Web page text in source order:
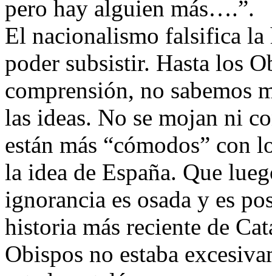
pero hay alguien más….”.
El nacionalismo falsifica la
poder subsistir. Hasta los
comprensión, no sabemos
las ideas. No se mojan ni
están más “cómodos” con
la idea de España. Que
ignorancia es osada y es
historia más reciente de
Obispos no estaba